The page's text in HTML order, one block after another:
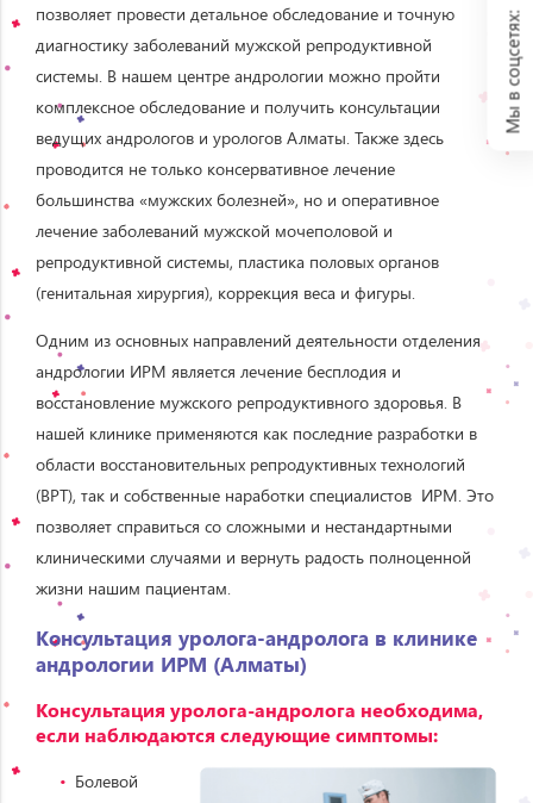
позволяет провести детальное обследование и точную
диагностику заболеваний мужской репродуктивной
системы. В нашем центре андрологии можно пройти
комплексное обследование и получить консультации
ведущих андрологов и урологов Алматы. Также здесь
проводится не только консервативное лечение
большинства «мужских болезней», но и оперативное
лечение заболеваний мужской мочеполовой и
репродуктивной системы, пластика половых органов
(генитальная хирургия), коррекция веса и фигуры.
Одним из основных направлений деятельности отделения
андрологии ИРМ является лечение бесплодия и
восстановление мужского репродуктивного здоровья. В
нашей клинике применяются как последние разработки в
области восстановительных репродуктивных технологий
(ВРТ), так и собственные наработки специалистов ИРМ. Это
позволяет справиться со сложными и нестандартными
клиническими случаями и вернуть радость полноценной
жизни нашим пациентам.
Консультация уролога-андролога в клинике
андрологии ИРМ (Алматы)
Консультация уролога-андролога необходима,
если наблюдаются следующие симптомы:
Болевой
Мы в соцсетях: